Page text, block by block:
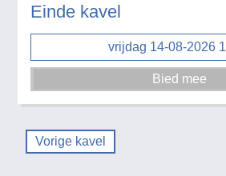
Einde kavel
vrijdag 14-08-2026
Vorige kavel